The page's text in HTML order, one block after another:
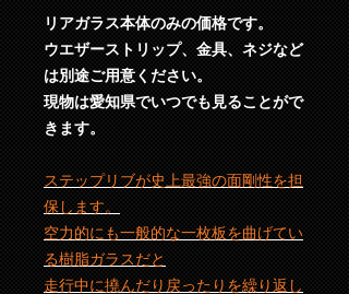
リアガラス本体のみの価格です。
ウエザーストリップ、金具、ネジなど
は別途ご用意ください。
現物は愛知県でいつでも見ることがで
きます。
ステップリブが史上最強の面剛性を担
保します。
空力的にも一般的な一枚板を曲げてい
る樹脂ガラスだと
走行中に撓んだり戻ったりを繰り返し